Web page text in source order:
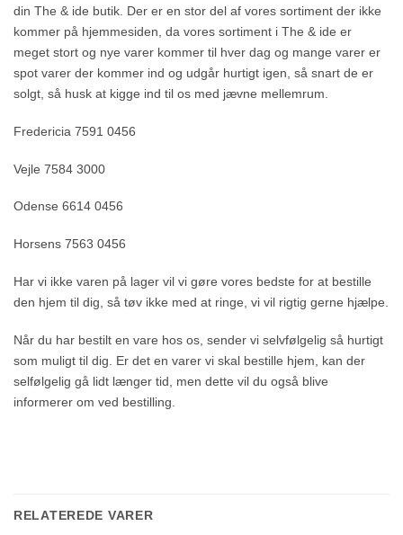
din The & ide butik. Der er en stor del af vores sortiment der ikke
kommer på hjemmesiden, da vores sortiment i The & ide er
meget stort og nye varer kommer til hver dag og mange varer er
spot varer der kommer ind og udgår hurtigt igen, så snart de er
solgt, så husk at kigge ind til os med jævne mellemrum.
Fredericia 7591 0456
Vejle 7584 3000
Odense 6614 0456
Horsens 7563 0456
Har vi ikke varen på lager vil vi gøre vores bedste for at bestille
den hjem til dig, så tøv ikke med at ringe, vi vil rigtig gerne hjælpe.
Når du har bestilt en vare hos os, sender vi selvfølgelig så hurtigt
som muligt til dig. Er det en varer vi skal bestille hjem, kan der
selfølgelig gå lidt længer tid, men dette vil du også blive
informerer om ved bestilling.
RELATEREDE VARER